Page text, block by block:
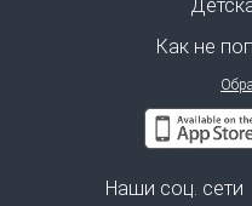
Как не
Наши соц. сети